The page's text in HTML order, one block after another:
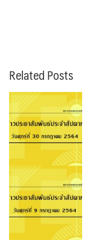
Related Posts